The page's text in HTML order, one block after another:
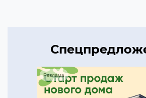
Реклама